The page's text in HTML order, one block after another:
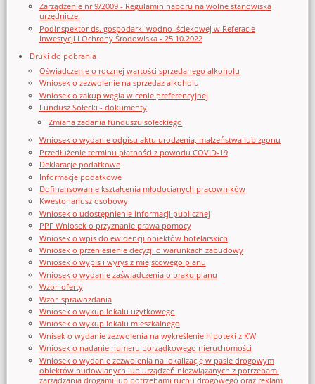
Zarządzenie nr 9/2009 - Regulamin naboru na wolne stanowiska
urzędnicze.
Podinspektor ds. gospodarki wodno–ściekowej w Referacie
Inwestycji i Ochrony Środowiska - 25.10.2022
Druki do pobrania
Oświadczenie o rocznej wartości sprzedanego alkoholu
Wniosek o zezwolenie na sprzedaz alkoholu
Wniosek o zakup węgla w cenie preferencyjnej
Fundusz Sołecki - dokumenty
Zmiana zadania funduszu sołeckiego
Wniosek o wydanie odpisu aktu urodzenia, małżeństwa lub zgonu
Przedłużenie terminu płatności z powodu COVID-19
Deklaracje podatkowe
Informacje podatkowe
Dofinansowanie kształcenia młodocianych pracowników
Kwestonariusz osobowy
Wniosek o udostępnienie informacji publicznej
PPF Wniosek o przyznanie prawa pomocy
Wniosek o wpis do ewidencji obiektów hotelarskich
Wniosek o przeniesienie decyzji o warunkach zabudowy
Wniosek o wypis i wyrys z miejscowego planu
Wniosek o wydanie zaświadczenia o braku planu
Wzor_oferty
Wzor_sprawozdania
Wniosek o wykup lokalu użytkowego
Wniosek o wykup lokalu mieszkalnego
Wnisek o wydanie zezwolenia na wykreślenie hipoteki z KW
Wniosek o nadanie numeru porządkowego nieruchomości
Wniosek o wydanie zezwolenia na lokalizację w pasie drogowym
obiektów budowlanych lub urządzeń niezwiązanych z potrzebami
zarządzania drogami lub potrzebami ruchu drogowego oraz reklam